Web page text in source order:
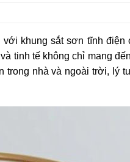
khung sắt sơn tĩnh
tinh tế không chỉ mang
nhà và ngoài trời, lý